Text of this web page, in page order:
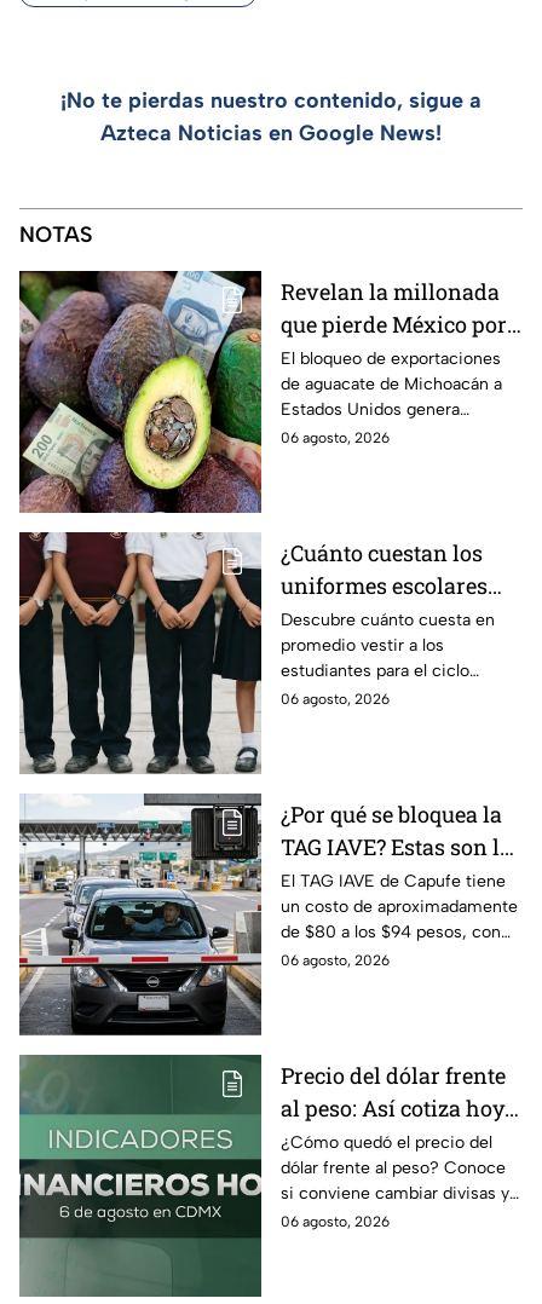
¡No te pierdas nuestro contenido, sigue a
Azteca Noticias en Google News!
NOTAS
Revelan la millonada
que pierde México por
el bloqueo de Estados
Unidos al aguate de
Michoacán
El bloqueo de exportaciones
de aguacate de Michoacán a
Estados Unidos genera
pérdidas millonarias.
06 agosto, 2026
¿Cuánto cuestan los
uniformes escolares
para el regreso a clases
2026, según su grado?
Descubre cuánto cuesta en
promedio vestir a los
estudiantes para el ciclo
escolar 2026-2027 y consejos
06 agosto, 2026
¿Por qué se bloquea la
TAG IAVE? Estas son las
razones por las que no
pasa en la caseta
El TAG IAVE de Capufe tiene
un costo de aproximadamente
de $80 a los $94 pesos, con
IVA incluido; te compartimos
06 agosto, 2026
Precio del dólar frente
al peso: Así cotiza hoy 6
de agosto 2026
¿Cómo quedó el precio del
dólar frente al peso? Conoce
si conviene cambiar divisas y
cómo el flujo en el estrecho de
06 agosto, 2026